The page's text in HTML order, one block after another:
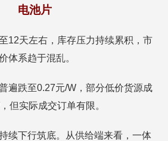
电池片
12天左右，库存压力持续累积，市
体系趋于混乱。
遍跌至0.27元/W，部分低价货源成
但实际成交订单有限。
续下行筑底。从供给端来看，一体